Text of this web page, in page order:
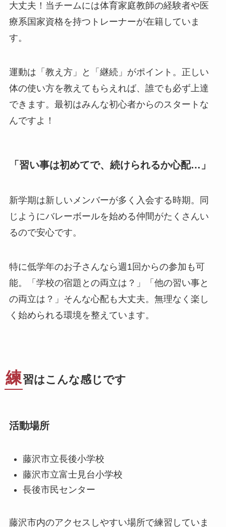
大丈夫！当チームには体育家庭教師の経験者や医
療系国家資格を持つトレーナーが在籍していま
す。
運動は「教え方」と「継続」がポイント。正しい
体の使い方を教えてもらえれば、誰でも必ず上達
できます。最初はみんな初心者からのスタートな
んですよ！
「習い事は初めてで、続けられるか心配…」
新学期は新しいメンバーが多く入会する時期。同
じようにバレーボールを始める仲間がたくさんい
るので安心です。
特に低学年のお子さんなら週1回からの参加も可
能。「学校の宿題との両立は？」「他の習い事と
の両立は？」そんな心配も大丈夫。無理なく楽し
く始められる環境を整えています。
練習はこんな感じです
活動場所
藤沢市立長後小学校
藤沢市立富士見台小学校
長後市民センター
藤沢市内のアクセスしやすい場所で練習していま